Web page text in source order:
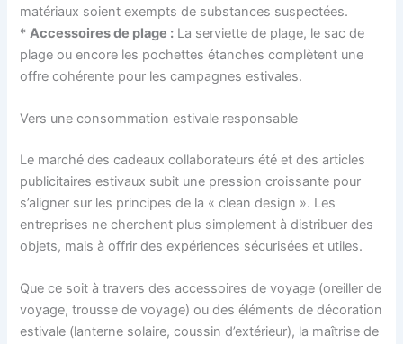
matériaux soient exempts de substances suspectées.
* Accessoires de plage : La serviette de plage, le sac de
plage ou encore les pochettes étanches complètent une
offre cohérente pour les campagnes estivales.
Vers une consommation estivale responsable
Le marché des cadeaux collaborateurs été et des articles
publicitaires estivaux subit une pression croissante pour
s’aligner sur les principes de la « clean design ». Les
entreprises ne cherchent plus simplement à distribuer des
objets, mais à offrir des expériences sécurisées et utiles.
Que ce soit à travers des accessoires de voyage (oreiller de
voyage, trousse de voyage) ou des éléments de décoration
estivale (lanterne solaire, coussin d’extérieur), la maîtrise de